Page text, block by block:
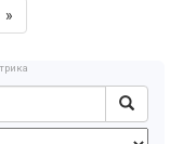
»